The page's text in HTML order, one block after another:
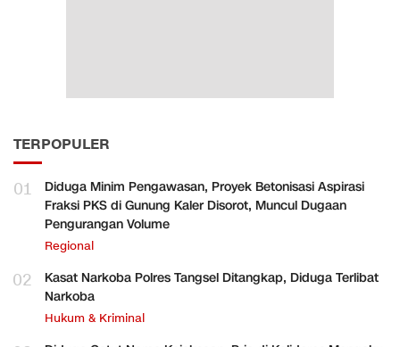
TERPOPULER
01
Diduga Minim Pengawasan, Proyek Betonisasi Aspirasi
Fraksi PKS di Gunung Kaler Disorot, Muncul Dugaan
Pengurangan Volume
Regional
02
Kasat Narkoba Polres Tangsel Ditangkap, Diduga Terlibat
Narkoba
Hukum & Kriminal